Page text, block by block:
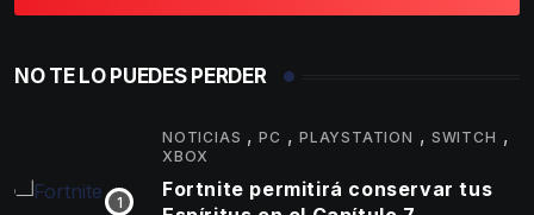
NO TE LO PUEDES PERDER
NOTICIAS ,PC ,PLAYSTATION , SWITCH ,
XBOX
Fortnite permitirá conservar tus